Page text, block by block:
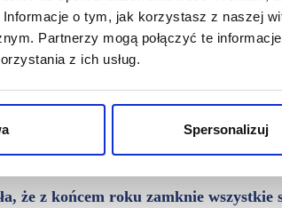
o tym, jak korzystasz z naszej
Partnerzy mogą połączyć te
z ich usług.
Spersonalizuj
że z końcem roku zamknie wszystkie